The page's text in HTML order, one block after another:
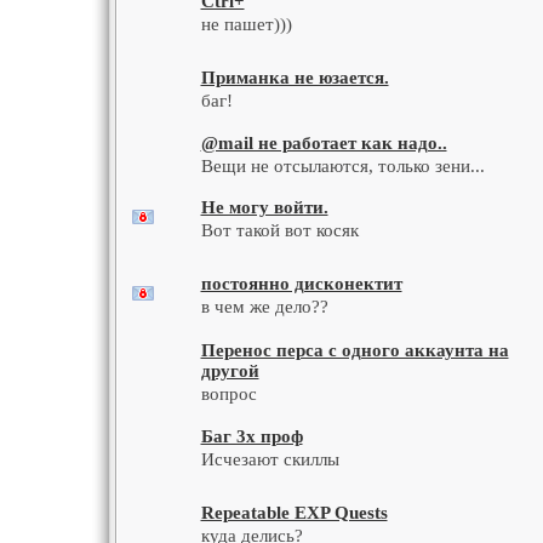
не пашет)))
Приманка не юзается.
баг!
@mail не работает как надо..
Вещи не отсылаются, только зени...
Не могу войти.
Вот такой вот косяк
постоянно дисконектит
в чем же дело??
Перенос перса с одного аккаунта на
другой
вопрос
Баг 3х проф
Исчезают скиллы
Repeatable EXP Quests
куда делись?